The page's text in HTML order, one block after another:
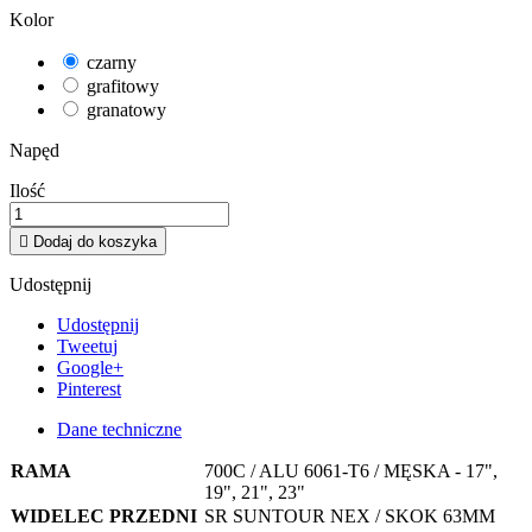
Kolor
czarny
grafitowy
granatowy
Napęd
Ilość
 Dodaj do koszyka
Udostępnij
Udostępnij
Tweetuj
Google+
Pinterest
Dane techniczne
RAMA
700C / ALU 6061-T6 / MĘSKA - 17",
19", 21", 23"
WIDELEC PRZEDNI SR SUNTOUR NEX / SKOK 63MM